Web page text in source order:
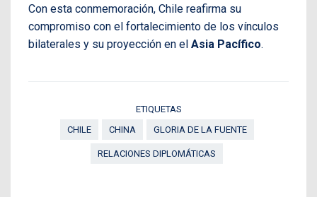
Con esta conmemoración, Chile reafirma su
compromiso con el fortalecimiento de los vínculos
bilaterales y su proyección en el Asia Pacífico.
ETIQUETAS
CHILE
CHINA GLORIA DE LA FUENTE
RELACIONES DIPLOMÁTICAS